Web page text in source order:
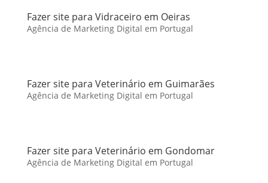
Fazer site para Vidraceiro em Oeiras
Agência de Marketing Digital em Portugal
Fazer site para Veterinário em Guimarães
Agência de Marketing Digital em Portugal
Fazer site para Veterinário em Gondomar
Agência de Marketing Digital em Portugal